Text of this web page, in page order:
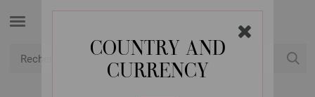
COUNTRY AND
CURRENCY